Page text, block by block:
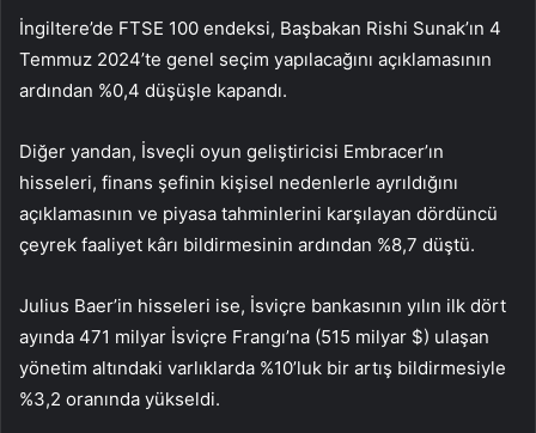
İngiltere’de FTSE 100 endeksi, Başbakan Rishi Sunak’ın 4
Temmuz 2024’te genel seçim yapılacağını açıklamasının
ardından %0,4 düşüşle kapandı.
Diğer yandan, İsveçli oyun geliştiricisi Embracer’ın
hisseleri, finans şefinin kişisel nedenlerle ayrıldığını
açıklamasının ve piyasa tahminlerini karşılayan dördüncü
çeyrek faaliyet kârı bildirmesinin ardından %8,7 düştü.
Julius Baer’in hisseleri ise, İsviçre bankasının yılın ilk dört
ayında 471 milyar İsviçre Frangı’na (515 milyar $) ulaşan
yönetim altındaki varlıklarda %10’luk bir artış bildirmesiyle
%3,2 oranında yükseldi.